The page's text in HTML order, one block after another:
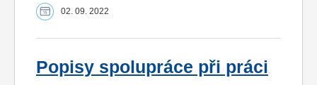
02. 09. 2022
Popisy spolupráce při práci